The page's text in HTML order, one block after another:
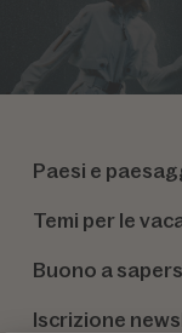
Paesi e
Temi per le
Buono a
Iscrizione